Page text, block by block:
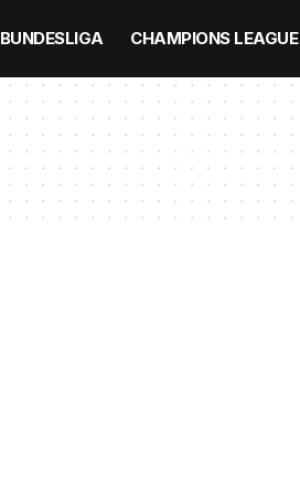
BUNDESLIGA CHAMPIONS LEAGUE